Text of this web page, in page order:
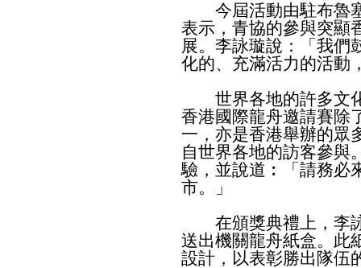
今屆活動由駐布魯塞
表示，青協的參與突顯
展。李詠璇說：「我們
化的、充滿活力的活動
世界各地的許多文化
香港國際龍舟邀請賽除
一，亦是香港舉辦的眾
自世界各地的訪客參與
驗，並說道︰「請務必
市。」
在頒獎典禮上，李詠
送出機關龍舟紙盒。此
設計，以表彰勝出隊伍